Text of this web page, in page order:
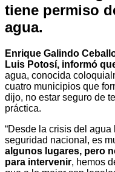
tiene permiso
agua.
Enrique Galindo
Luis Potosí, informó
agua, conocida
cuatro municipios que
dijo, no estar seguro de
práctica.
“Desde la crisis del
seguridad nacional, es
algunos lugares, pero
para intervenir, hemos